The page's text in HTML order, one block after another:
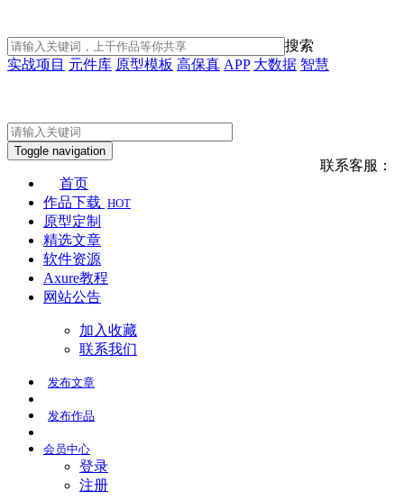
搜索
实战项目 元件库 原型模板 高保真 APP 大数据 智慧
联系客服：
Toggle navigation
首页
作品下载 HOT
原型定制
精选文章
软件资源
Axure教程
网站公告
加入收藏
联系我们
发布文章
发布作品
会员中心
登录
注册